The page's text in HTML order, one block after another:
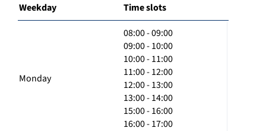
Weekday Time slots
Monday
08:00 - 09:00
09:00 - 10:00
10:00 - 11:00
11:00 - 12:00
12:00 - 13:00
13:00 - 14:00
15:00 - 16:00
16:00 - 17:00